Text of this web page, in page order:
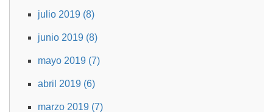
julio 2019 (8)
junio 2019 (8)
mayo 2019 (7)
abril 2019 (6)
marzo 2019 (7)